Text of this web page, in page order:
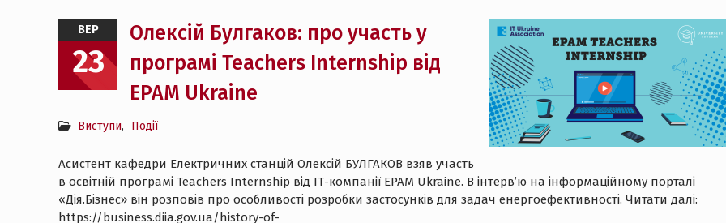
ВЕР
23
Олексій Булгаков: про участь у
програмі Teachers Internship від
EPAM Ukraine
Виступи, Події
Асистент кафедри Електричних станцій Олексій БУЛГАКОВ взяв участь
в освітній програмі Teachers Internship від ІТ-компанії EPAM Ukraine. В інтерв’ю на інформаційному порталі
«Дія.Бізнес» він розповів про особливості розробки застосунків для задач енергоефективності. Читати далі:
https://business.diia.gov.ua/history-of-